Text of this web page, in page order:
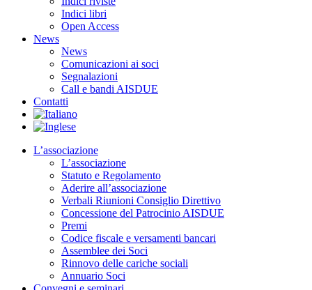
Indici libri
Open Access
News
News
Comunicazioni ai soci
Segnalazioni
Call e bandi AISDUE
Contatti
L’associazione
L’associazione
Statuto e Regolamento
Aderire all’associazione
Verbali Riunioni Consiglio Direttivo
Concessione del Patrocinio AISDUE
Premi
Codice fiscale e versamenti bancari
Assemblee dei Soci
Rinnovo delle cariche sociali
Annuario Soci